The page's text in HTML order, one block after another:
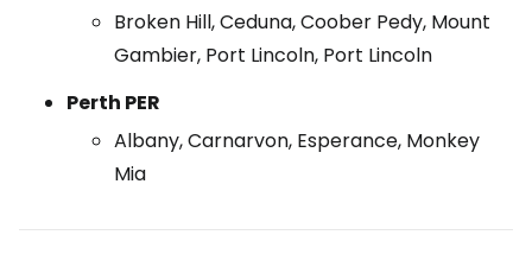
Broken Hill, Ceduna, Coober Pedy, Mount
Gambier, Port Lincoln, Port Lincoln
Perth PER
Albany, Carnarvon, Esperance, Monkey
Mia